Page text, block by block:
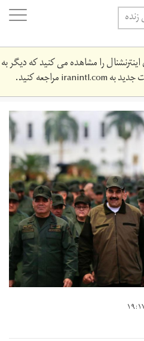
را مشاهده می کنید که دیگر به
جدید بهiranintl.comمراجعه کنید.